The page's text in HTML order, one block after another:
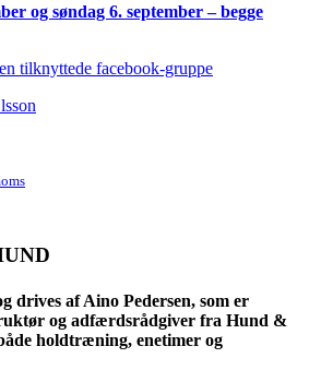
og søndag 6. september – begge
tilknyttede facebook-gruppe
drives af Aino Pedersen, som er
og adfærdsrådgiver fra Hund &
holdtræning, enetimer og